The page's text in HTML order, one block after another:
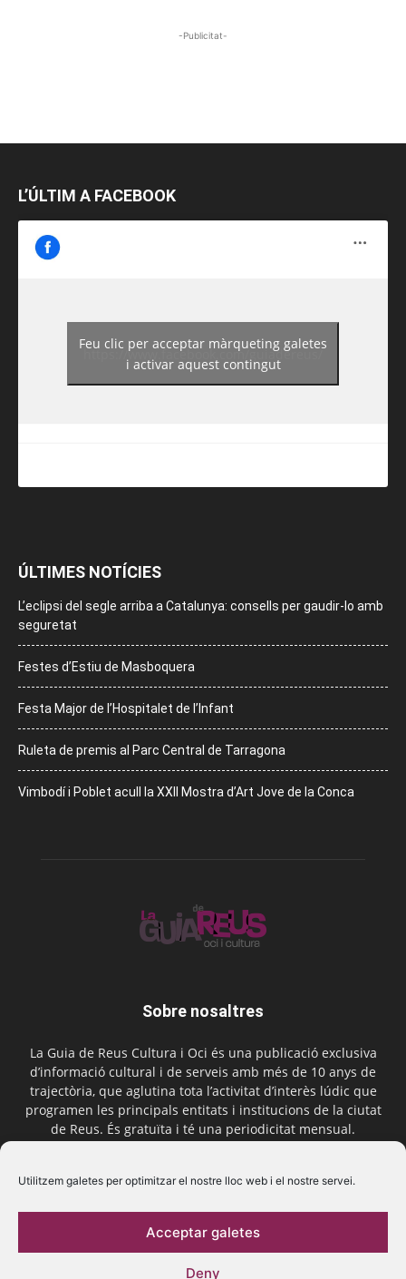
Utilitzem galetes per optimitzar el nostre lloc web i el nostre servei.
Acceptar galetes
Deny
-Publicitat-
L’ÚLTIM A FACEBOOK
https://www.facebook.com/guiadereus/
Feu clic per acceptar màrqueting galetes
i activar aquest contingut
ÚLTIMES NOTÍCIES
L’eclipsi del segle arriba a Catalunya: consells per gaudir-lo amb
seguretat
Festes d’Estiu de Masboquera
Festa Major de l’Hospitalet de l’Infant
Ruleta de premis al Parc Central de Tarragona
Vimbodí i Poblet acull la XXII Mostra d’Art Jove de la Conca
Sobre nosaltres
La Guia de Reus Cultura i Oci és una publicació exclusiva
d’informació cultural i de serveis amb més de 10 anys de
trajectòria, que aglutina tota l’activitat d’interès lúdic que
programen les principals entitats i institucions de la ciutat
de Reus. És gratuïta i té una periodicitat mensual.
Segueix-nos